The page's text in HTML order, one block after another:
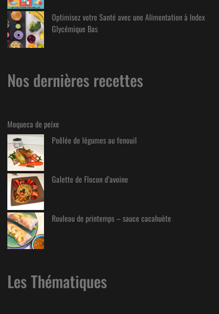
Optimisez votre Santé avec une Alimentation à Index
Glycémique Bas
Nos dernières recettes
Moqueca de peixe
Poêlée de légumes au fenouil
Galette de Flocon d’avoine
Rouleau de printemps – sauce cacahuète
Les Thématiques